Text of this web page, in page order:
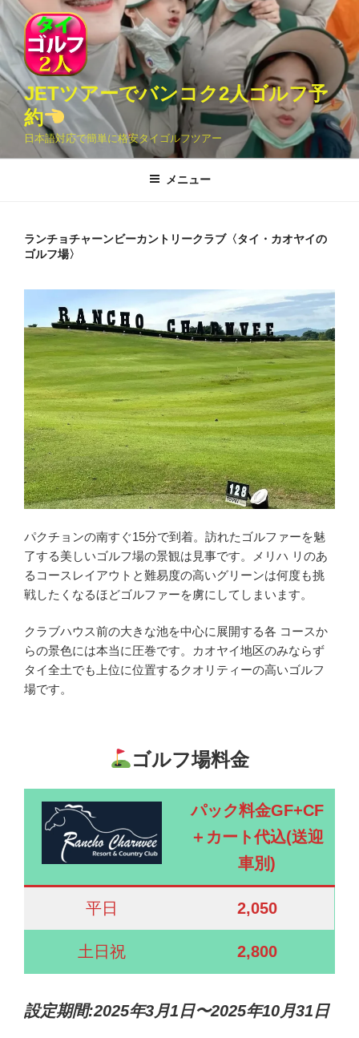
コ
ン
テ
ン
ツ
ッ
JETツアーでバンコク2人ゴルフ予
約
日本語対応で簡単に格安タイゴルフツアー
メニュー
ランチョチャーンビーカントリークラブ〈タイ・カオヤイの
ゴルフ場〉
パクチョンの南すぐ15分で到着。訪れたゴルファーを魅
了する美しいゴルフ場の景観は見事です。メリハ リのあ
るコースレイアウトと難易度の高いグリーンは何度も挑
戦したくなるほどゴルファーを虜にしてしまいます。
クラブハウス前の大きな池を中心に展開する各 コースか
らの景色には本当に圧巻です。カオヤイ地区のみならず
タイ全土でも上位に位置するクオリティーの高いゴルフ
場です。
ゴルフ場料金
パック料金GF+CF
＋カート代込(送迎
車別)
平日 2,050
土日祝 2,800
設定期間:2025年3月1日〜2025年10月31日